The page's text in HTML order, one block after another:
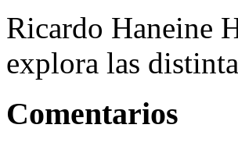
Ricardo Haneine
explora las
Comentarios